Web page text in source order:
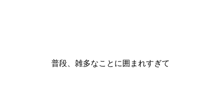
普段、雑多なことに囲まれすぎて